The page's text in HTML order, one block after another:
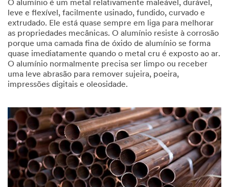
O alumínio é um metal relativamente maleável, durável,
leve e flexível, facilmente usinado, fundido, curvado e
extrudado. Ele está quase sempre em liga para melhorar
as propriedades mecânicas. O alumínio resiste à corrosão
porque uma camada fina de óxido de alumínio se forma
quase imediatamente quando o metal cru é exposto ao ar.
O alumínio normalmente precisa ser limpo ou receber
uma leve abrasão para remover sujeira, poeira,
impressões digitais e oleosidade.